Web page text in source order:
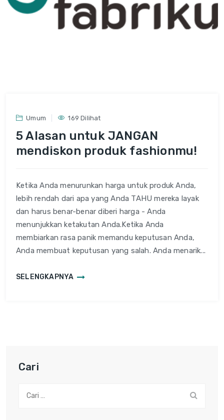
Umum 169 Dilihat
5 Alasan untuk JANGAN
mendiskon produk fashionmu!
Ketika Anda menurunkan harga untuk produk Anda,
lebih rendah dari apa yang Anda TAHU mereka layak
dan harus benar-benar diberi harga - Anda
menunjukkan ketakutan Anda.Ketika Anda
membiarkan rasa panik memandu keputusan Anda,
Anda membuat keputusan yang salah. Anda menarik...
SELENGKAPNYA
Cari